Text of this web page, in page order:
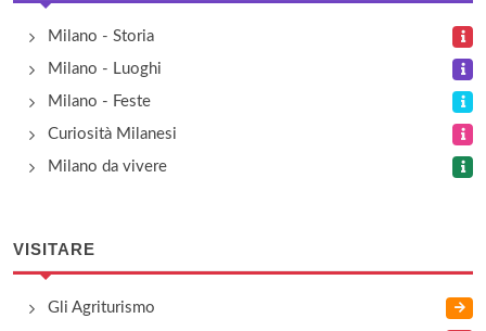
Milano - Storia
Milano - Luoghi
Milano - Feste
Curiosità Milanesi
Milano da vivere
VISITARE
Gli Agriturismo